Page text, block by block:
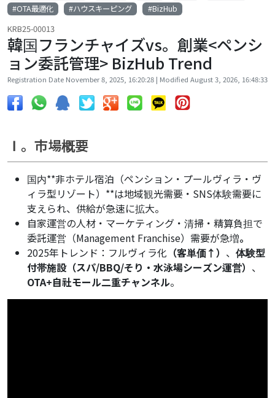
#OTA最適化
#ハウスキーピング #BizHub
KRB25-00013
韓国フランチャイズvs。創業<ペンシ
ョン委託管理> BizHub Trend
Registration Date November 8, 2025, 16:20:28 | Modified August 3, 2026, 16:48:33
Ⅰ。市場概要
国内**非ホテル宿泊（ペンション・プールヴィラ・ヴ
ィラ型リゾート）**は地域観光需要・SNS体験需要に
支えられ、供給が急速に拡大。
自家運営の人材・マーケティング・清掃・精算負担で
委託運営（Management Franchise）需要が急増。
2025年トレンド：フルヴィラ化 （客単価↑） 、 体験型
付帯施設（スパ/BBQ/そり・水泳場シーズン運営） 、
OTA+自社モール二重チャンネル。